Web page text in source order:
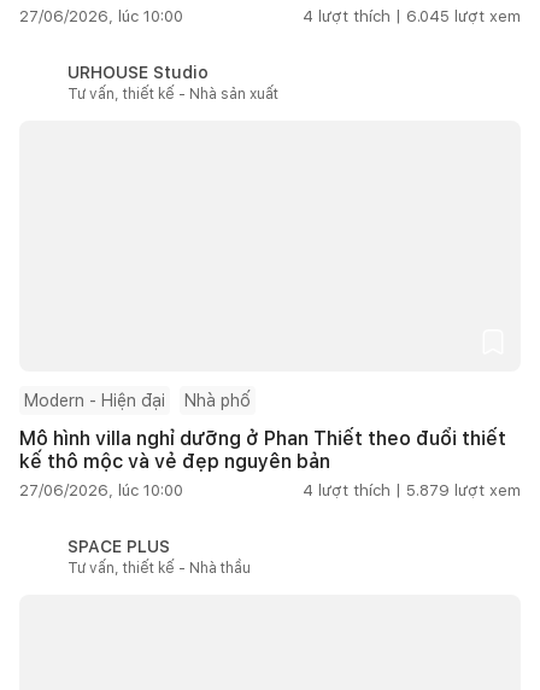
27/06/2026, lúc 10:00 4 lượt thích | 6.045 lượt xem
URHOUSE Studio
Tư vấn, thiết kế - Nhà sản xuất
Modern - Hiện đại Nhà phố
Mô hình villa nghỉ dưỡng ở Phan Thiết theo đuổi thiết
kế thô mộc và vẻ đẹp nguyên bản
27/06/2026, lúc 10:00 4 lượt thích | 5.879 lượt xem
SPACE PLUS
Tư vấn, thiết kế - Nhà thầu